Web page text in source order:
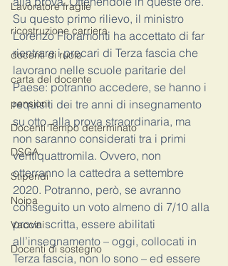
Lavoratore fragile
ricostruzione carriera
docenti di ruolo
carta del docente
pensioni
Docenti Tempo determinato
DSGA
Stipendi
Noipa
Vaccini
Docenti di sostegno
Su questo primo rilievo, il ministro
Lorenzo Fioramonti ha accettato di far
rientrare i precari di Terza fascia che
lavorano nelle scuole paritarie del
Paese: potranno accedere, se hanno i
requisiti dei tre anni di insegnamento
su otto, alla prova straordinaria, ma
non saranno considerati tra i primi
ventiquattromila. Ovvero, non
otterranno la cattedra a settembre
2020. Potranno, però, se avranno
conseguito un voto almeno di 7/10 alla
prova scritta, essere abilitati
all’insegnamento – oggi, collocati in
Terza fascia, non lo sono – ed essere